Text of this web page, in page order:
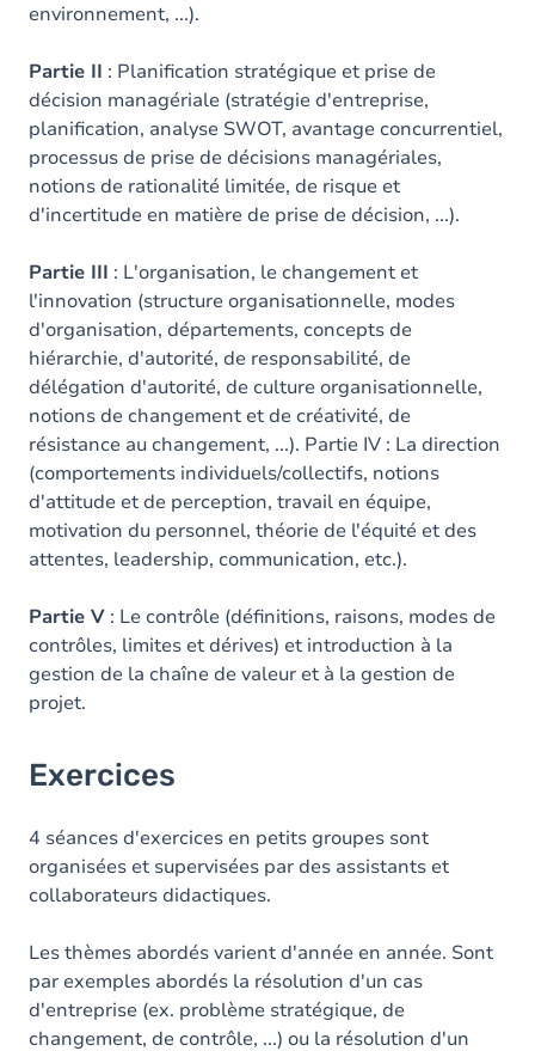
environnement, ...).
Partie II : Planification stratégique et prise de
décision managériale (stratégie d'entreprise,
planification, analyse SWOT, avantage concurrentiel,
processus de prise de décisions managériales,
notions de rationalité limitée, de risque et
d'incertitude en matière de prise de décision, ...).
Partie III : L'organisation, le changement et
l'innovation (structure organisationnelle, modes
d'organisation, départements, concepts de
hiérarchie, d'autorité, de responsabilité, de
délégation d'autorité, de culture organisationnelle,
notions de changement et de créativité, de
résistance au changement, ...). Partie IV : La direction
(comportements individuels/collectifs, notions
d'attitude et de perception, travail en équipe,
motivation du personnel, théorie de l'équité et des
attentes, leadership, communication, etc.).
Partie V : Le contrôle (définitions, raisons, modes de
contrôles, limites et dérives) et introduction à la
gestion de la chaîne de valeur et à la gestion de
projet.
Exercices
4 séances d'exercices en petits groupes sont
organisées et supervisées par des assistants et
collaborateurs didactiques.
Les thèmes abordés varient d'année en année. Sont
par exemples abordés la résolution d'un cas
d'entreprise (ex. problème stratégique, de
changement, de contrôle, ...) ou la résolution d'un